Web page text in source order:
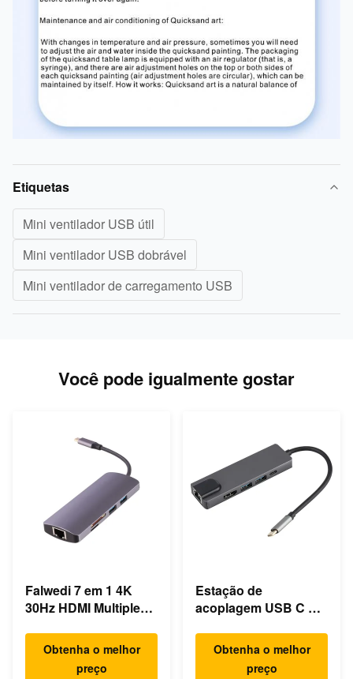
Etiquetas
Mini ventilador USB útil
Mini ventilador USB dobrável
Mini ventilador de carregamento USB
Você pode igualmente gostar
Falwedi 7 em 1 4K
30Hz HDMI Multiple
Obtenha o melhor
preço
Estação de
acoplagem USB C de
ultra rápido Gigabit
Ethernet
Obtenha o melhor
preço